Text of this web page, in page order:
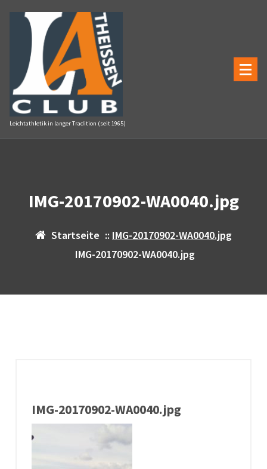
Inhalt
springen
Leichtathletik in langer Tradition (seit 1965)
IMG-20170902-WA0040.jpg
Startseite :: IMG-20170902-WA0040.jpg
IMG-20170902-WA0040.jpg
IMG-20170902-WA0040.jpg